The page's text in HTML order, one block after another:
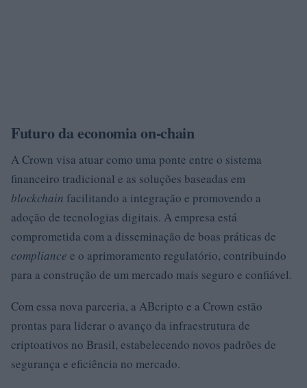
Futuro da economia on-chain
A Crown visa atuar como uma ponte entre o sistema
financeiro tradicional e as soluções baseadas em
blockchain facilitando a integração e promovendo a
adoção de tecnologias digitais. A empresa está
comprometida com a disseminação de boas práticas de
compliance e o aprimoramento regulatório, contribuindo
para a construção de um mercado mais seguro e confiável.
Com essa nova parceria, a ABcripto e a Crown estão
prontas para liderar o avanço da infraestrutura de
criptoativos no Brasil, estabelecendo novos padrões de
segurança e eficiência no mercado.